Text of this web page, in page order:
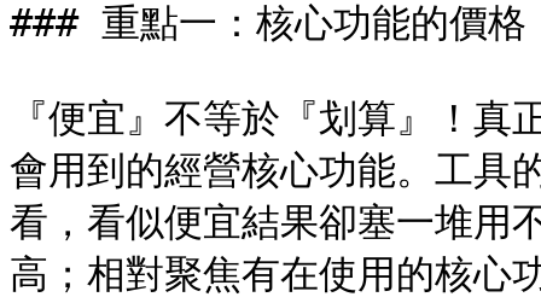
### 重點一：核心功能的價格
『便宜』不等於『划算』！
會用到的經營核心功能。工具
看，看似便宜結果卻塞一堆用
高；相對聚焦有在使用的核心